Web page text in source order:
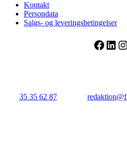
Kontakt
Persondata
Salgs- og leveringsbetingelser
35 35 62 87